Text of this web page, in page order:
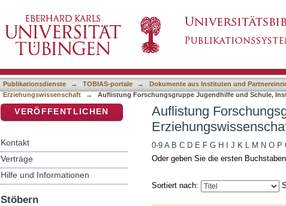
Titel
Publikationsdienste → TOBIAS-portale → Dokumente aus Instituten und
Erziehungswissenschaft
→ Auflistung Forschungsgruppe Jugendhilfe und Schule,
Auflistung
0-9 A B C D E F G H J K L M N O P
Oder geben Sie die ersten
Sortiert nach:
VERÖFFENTLICHEN
Kontakt
Verträge
Hilfe und Informationen
Stöbern